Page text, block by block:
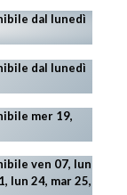
dal lunedì
dal lunedì
mer 19,
ven 07, lun
lun 24, mar 25,